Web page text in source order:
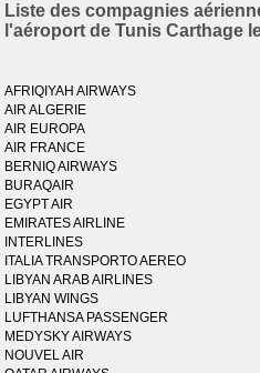
Liste des compagnies
l'aéroport de Tunis Carthage
AFRIQIYAH AIRWAYS
AIR ALGERIE
AIR EUROPA
AIR FRANCE
BERNIQ AIRWAYS
BURAQAIR
EGYPT AIR
EMIRATES AIRLINE
INTERLINES
ITALIA TRANSPORTO AEREO
LIBYAN ARAB AIRLINES
LIBYAN WINGS
LUFTHANSA PASSENGER
MEDYSKY AIRWAYS
NOUVEL AIR